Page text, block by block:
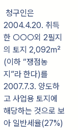
청구인은
2004.4.20. 취득
한 ○○○외 2필지
의 토지 2,092㎡
(이하 “쟁점농
지”라 한다)를
2007.7.3. 양도하
고 사업용 토지에
해당하는 것으로 보
아 일반세율(27%)